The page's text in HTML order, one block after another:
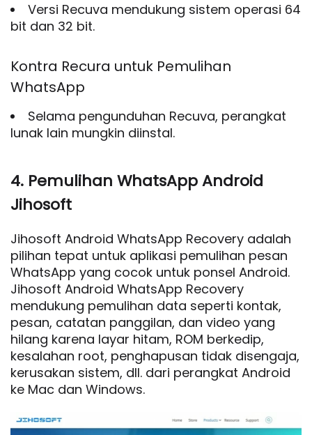
Versi Recuva mendukung sistem operasi 64
bit dan 32 bit.
Kontra Recura untuk Pemulihan
WhatsApp
Selama pengunduhan Recuva, perangkat
lunak lain mungkin diinstal.
4. Pemulihan WhatsApp Android
Jihosoft
Jihosoft Android WhatsApp Recovery adalah
pilihan tepat untuk aplikasi pemulihan pesan
WhatsApp yang cocok untuk ponsel Android.
Jihosoft Android WhatsApp Recovery
mendukung pemulihan data seperti kontak,
pesan, catatan panggilan, dan video yang
hilang karena layar hitam, ROM berkedip,
kesalahan root, penghapusan tidak disengaja,
kerusakan sistem, dll. dari perangkat Android
ke Mac dan Windows.